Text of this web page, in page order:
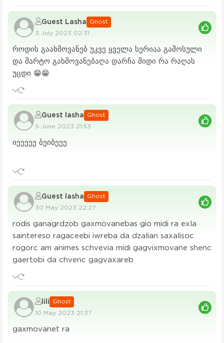
Guest Lasha Ghost
3 July 2023 02:31
როდის გაახმოვანებ უკვე ყველა სერიაა გამოსული
და მარტო გახმოვანებაღა დარჩა მიდი რა რაღას
უცდი 😁😁
Guest lasha Ghost
9 June 2023 21:53
იეეეეე ბეიბეეე
Guest lasha Ghost
30 May 2023 22:27
rodis ganagrdzob gaxmovanebas gio midi ra exla
saintereso ragaceebi iwreba da dzalian saxalisoc
rogorc am animes schvevia midi gagvixmovane shenc
gaertobi da chvenc gagvaxareb
lili Ghost
10 May 2023 21:37
gaxmovanet ra